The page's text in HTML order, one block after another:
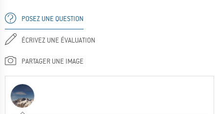
POSEZ UNE QUESTION
ÉCRIVEZ UNE ÉVALUATION
PARTAGER UNE IMAGE